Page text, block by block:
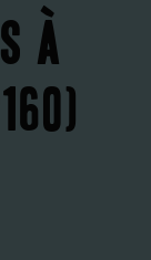
à